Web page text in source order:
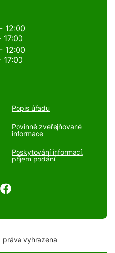
12:00
17:00
12:00
17:00
Popis úřadu
Povinně zveřejňované
informace
Poskytování informací,
příjem podání
práva vyhrazena